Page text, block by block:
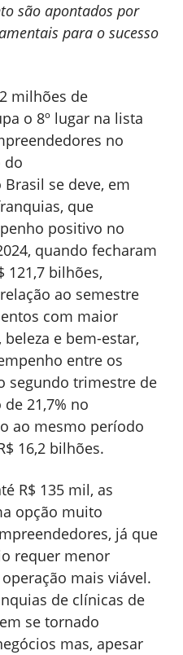
são apontados por
para o sucesso
milhões de
o 8º lugar na lista
no
do
se deve, em
que
positivo no
quando fecharam
121,7 bilhões,
ao semestre
com maior
beleza e bem-estar,
entre os
segundo trimestre de
21,7% no
ao mesmo período
16,2 bilhões.
R$ 135 mil, as
opção muito
já que
requer menor
mais viável.
de clínicas de
se tornado
mas, apesar